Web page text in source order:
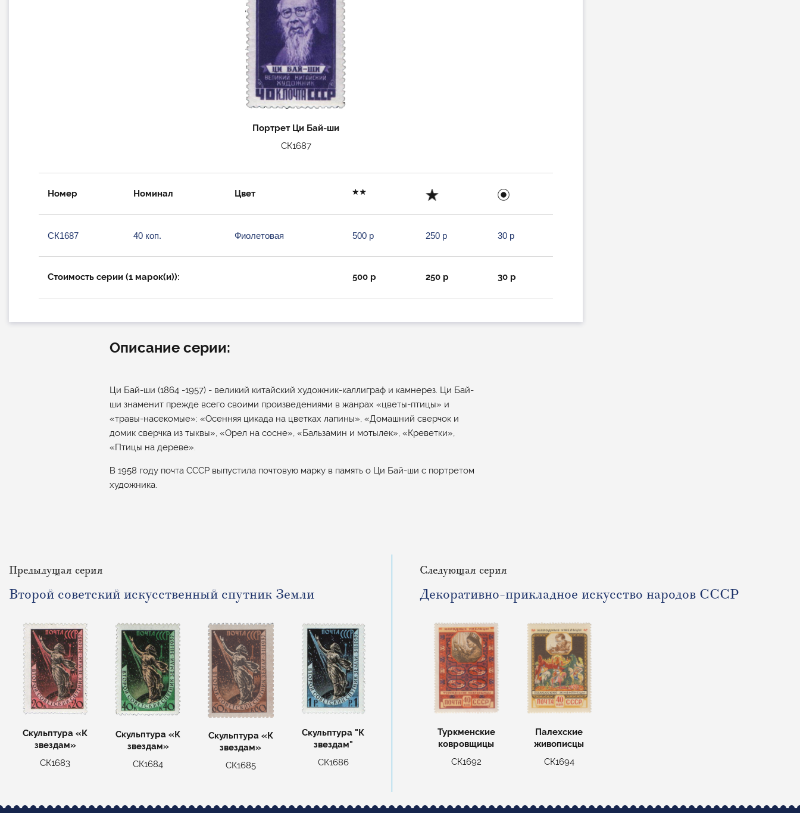
Портрет Ци Бай-ши
СК1687
Номер Номинал Цвет
СК1687 40 коп. Фиолетовая 500 р 250 р 30 р
Стоимость серии (1 марок(и)): 500 р 250 р 30 р
Описание серии:
Ци Бай-ши (1864 -1957) - великий китайский художник-каллиграф и камнерез. Ци Бай-
ши знаменит прежде всего своими произведениями в жанрах «цветы-птицы» и
«травы-насекомые»: «Осенняя цикада на цветках лапины», «Домашний сверчок и
домик сверчка из тыквы», «Орел на сосне», «Бальзамин и мотылек», «Креветки»,
«Птицы на дереве».
В 1958 году почта СССР выпустила почтовую марку в память о Ци Бай-ши с портретом
художника.
Предыдущая серия
Второй советский искусственный спутник Земли
Скульптура «К
звездам»
СК1683
Скульптура «К
звездам»
СК1684
Скульптура «К
звездам»
СК1685
Скульптура "К
звездам"
СК1686
Следующая серия
Декоративно-прикладное искусство народов СССР
Туркменские
ковровщицы
СК1692
Палехские
живописцы
СК1694